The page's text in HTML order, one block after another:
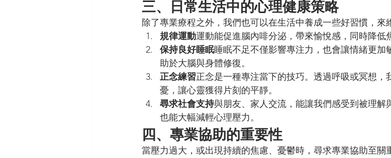
三、日常生活中的心理健康策略
除了專業療程之外，我們也可以在生活中養成一些好習慣，來
規律運動運動能促進腦內啡分泌，帶來愉悅感，同時降低
保持良好睡眠睡眠不足不僅影響專注力，也會讓情緒更加
助於大腦與身體修復。
正念練習正念是一種專注當下的技巧。透過呼吸或冥想
憂，讓心靈獲得片刻的平靜。
尋求社會支持與朋友、家人交流，能讓我們感受到被理解
也能大幅減輕心理壓力。
四、專業協助的重要性
當壓力過大，或出現持續的焦慮、憂鬱時，尋求專業協助至關